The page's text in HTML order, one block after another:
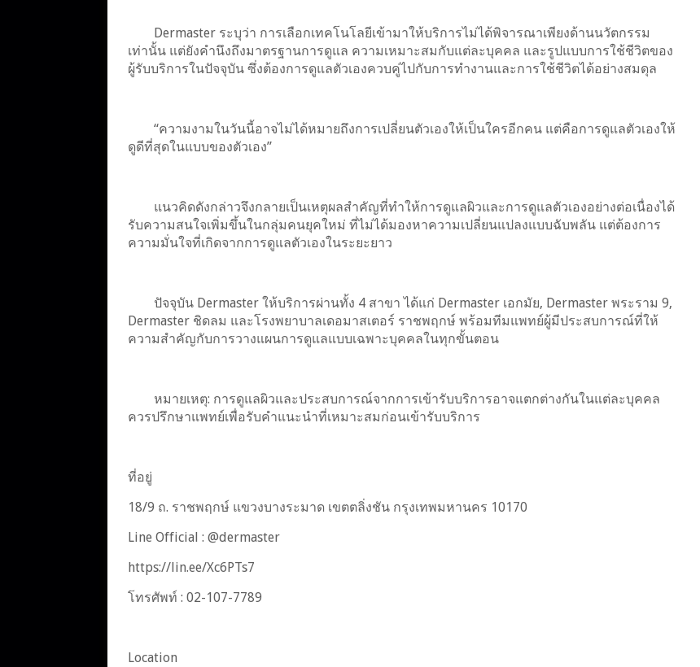
Dermaster ระบุว่า การเลือกเทคโนโลยีเข้ามาให้บริการไม่ได้พิจารณาเพียงด้านนวัตกรรม
เท่านั้น แต่ยังคำนึงถึงมาตรฐานการดูแล ความเหมาะสมกับแต่ละบุคคล และรูปแบบการใช้ชีวิตของ
ผู้รับบริการในปัจจุบัน ซึ่งต้องการดูแลตัวเองควบคู่ไปกับการทำงานและการใช้ชีวิตได้อย่างสมดุล
“ความงามในวันนี้อาจไม่ได้หมายถึงการเปลี่ยนตัวเองให้เป็นใครอีกคน แต่คือการดูแลตัวเองให้
ดูดีที่สุดในแบบของตัวเอง”
แนวคิดดังกล่าวจึงกลายเป็นเหตุผลสำคัญที่ทำให้การดูแลผิวและการดูแลตัวเองอย่างต่อเนื่องได้
รับความสนใจเพิ่มขึ้นในกลุ่มคนยุคใหม่ ที่ไม่ได้มองหาความเปลี่ยนแปลงแบบฉับพลัน แต่ต้องการ
ความมั่นใจที่เกิดจากการดูแลตัวเองในระยะยาว
ปัจจุบัน Dermaster ให้บริการผ่านทั้ง 4 สาขา ได้แก่ Dermaster เอกมัย, Dermaster พระราม 9,
Dermaster ชิดลม และโรงพยาบาลเดอมาสเตอร์ ราชพฤกษ์ พร้อมทีมแพทย์ผู้มีประสบการณ์ที่ให้
ความสำคัญกับการวางแผนการดูแลแบบเฉพาะบุคคลในทุกขั้นตอน
หมายเหตุ: การดูแลผิวและประสบการณ์จากการเข้ารับบริการอาจแตกต่างกันในแต่ละบุคคล
ควรปรึกษาแพทย์เพื่อรับคำแนะนำที่เหมาะสมก่อนเข้ารับบริการ
ที่อยู่
18/9 ถ. ราชพฤกษ์ แขวงบางระมาด เขตตลิ่งชัน กรุงเทพมหานคร 10170
Line Official : @dermaster
https://lin.ee/Xc6PTs7
โทรศัพท์ : 02-107-7789
Location